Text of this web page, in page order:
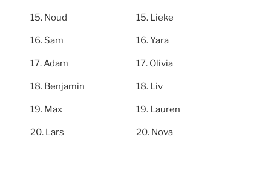
Noud
Sam
Adam
Benjamin
Max
Lars
Lieke
Yara
Olivia
Liv
Lauren
Nova